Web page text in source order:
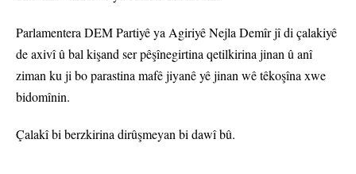
Parlamentera DEM Partiyê ya Agiriyê Nejla Demîr jî di çalakiyê
de axivî û bal kişand ser pêşînegirtina qetilkirina jinan û anî
ziman ku ji bo parastina mafê jiyanê yê jinan wê têkoşîna xwe
bidomînin.
Çalakî bi berzkirina dirûşmeyan bi dawî bû.